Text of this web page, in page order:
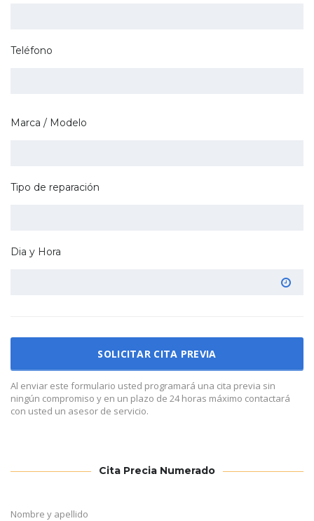
Teléfono
Marca / Modelo
Tipo de reparación
Dia y Hora
Al enviar este formulario usted programará una cita previa sin
ningún compromiso y en un plazo de 24 horas máximo contactará
con usted un asesor de servicio.
Cita Precia Numerado
Nombre y apellido